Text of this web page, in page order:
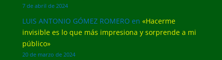
7 de abril de 2024
LUIS ANTONIO GÓMEZ ROMERO en «Hacerme
invisible es lo que más impresiona y sorprende a mi
público»
20 de marzo de 2024